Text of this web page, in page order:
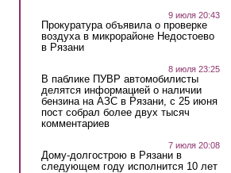
9 июля 20:43
Прокуратура объявила о проверке
воздуха в микрорайоне Недостоево
в Рязани
8 июля 23:25
В паблике ПУВР автомобилисты
делятся информацией о наличии
бензина на АЗС в Рязани, с 25 июня
пост собрал более двух тысяч
комментариев
7 июля 20:08
Дому-долгострою в Рязани в
следующем году исполнится 10 лет